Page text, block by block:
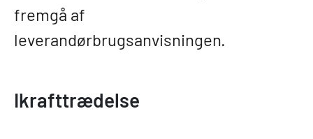
fremgå af
leverandørbrugsanvisningen.
Ikrafttrædelse